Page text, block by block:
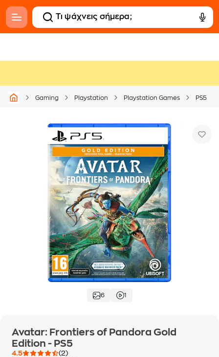
Gaming Playstation Playstation Games PS5
6 1
Avatar: Frontiers of Pandora Gold
Edition - PS5
4.5
(2)